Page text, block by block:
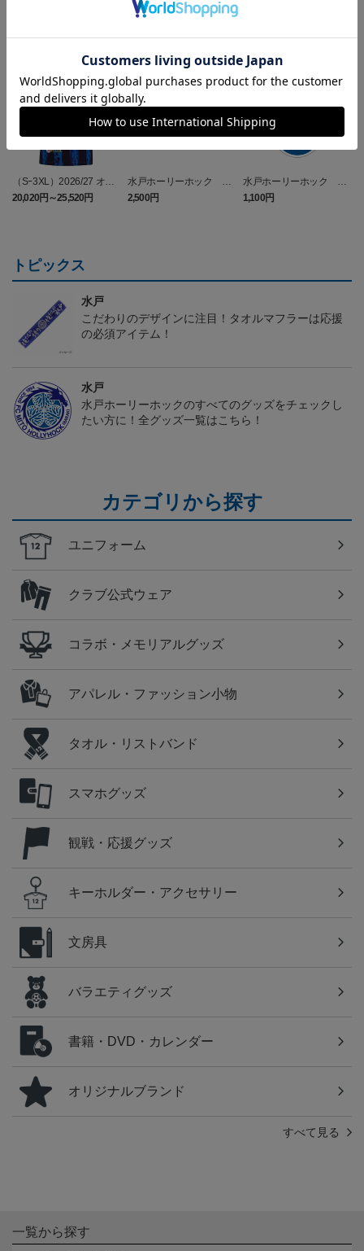
（Sｰ3XL）2026/27 オー
センティックユニフォー
ム FP 1st
20,020円～25,520円
NEW
水戸ホーリーホック ボ
ーマンダ タオルマフラー
2,500円
NEW
水戸ホーリーホック ボ
ーマンダ キーホルダー
1,100円
トピックス
水戸
こだわりのデザインに注目！タオルマフラーは応援
の必須アイテム！
水戸
水戸ホーリーホックのすべてのグッズをチェックし
たい方に！全グッズ一覧はこちら！
カテゴリから探す
ユニフォーム
クラブ公式ウェア
コラボ・メモリアルグッズ
アパレル・ファッション小物
タオル・リストバンド
スマホグッズ
観戦・応援グッズ
キーホルダー・アクセサリー
文房具
バラエティグッズ
書籍・DVD・カレンダー
オリジナルブランド
すべて見る
一覧から探す